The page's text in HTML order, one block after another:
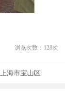
浏览次数： 128次
上海市宝山区